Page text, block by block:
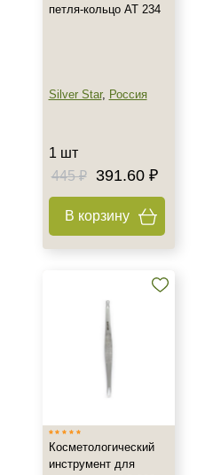
петля-кольцо AT 234
Silver Star, Россия
1 шт
445 ₽
391.60 ₽
В корзину
Косметологический
инструмент для